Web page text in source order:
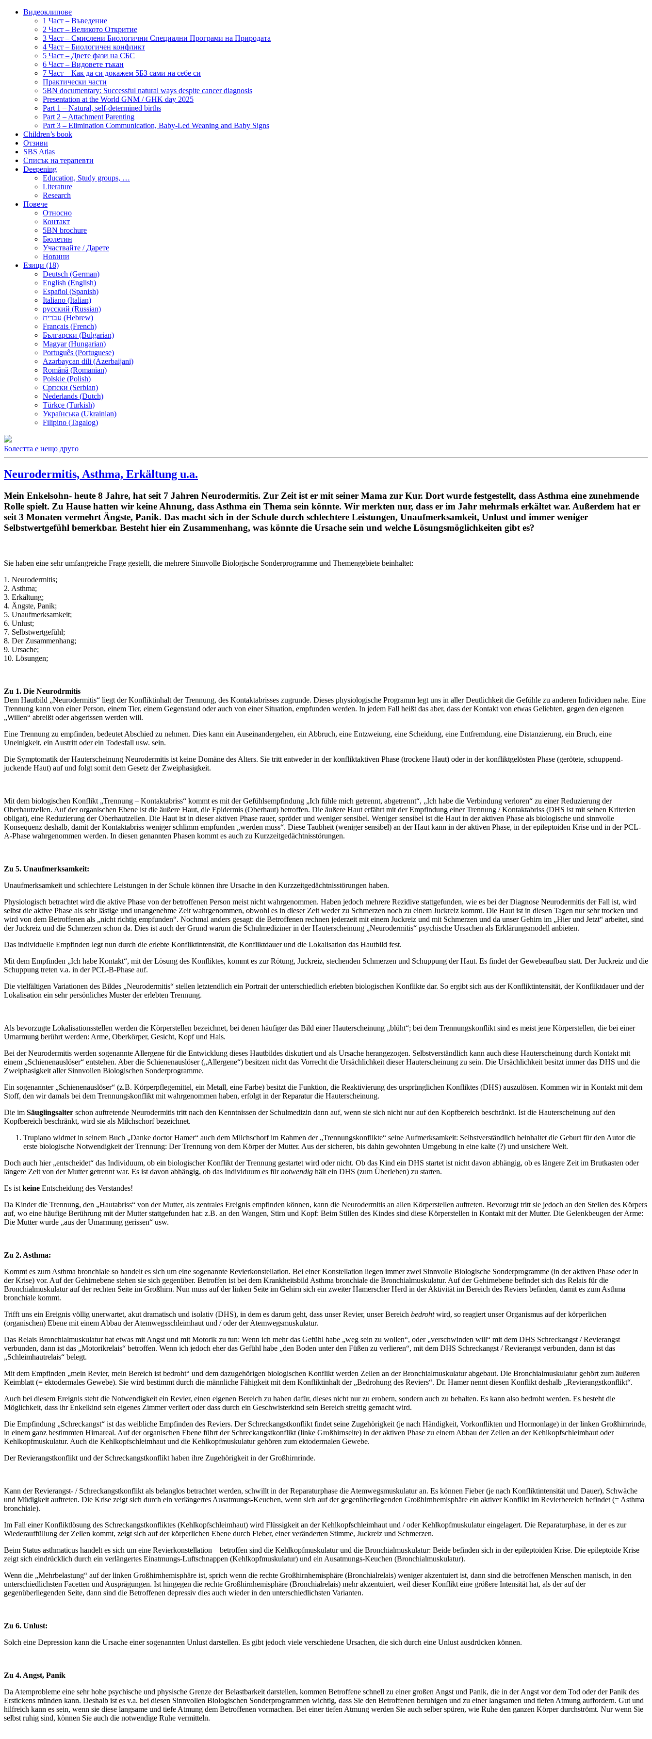
Видеоклипове
1 Част – Въведение
2 Част – Великото Откритие
3 Част – Смислени Биологични Специални Програми на Природата
4 Част – Биологичен конфликт
5 Част – Двете фази на СБС
6 Част – Видовете тъкан
7 Част – Как да си докажем 5БЗ сами на себе си
Практически части
5BN documentary: Successful natural ways despite cancer diagnosis
Presentation at the World GNM / GHK day 2025
Part 1 – Natural, self-determined births
Part 2 – Attachment Parenting
Part 3 – Elimination Communication, Baby-Led Weaning and Baby Signs
Children’s book
Отзиви
SBS Atlas
Списък на терапевти
Deepening
Education, Study groups, …
Literature
Research
Повече
Относно
Контакт
5BN brochure
Бюлетин
Участвайте / Дарете
Новини
Езици (18)
Deutsch (German)
English (English)
Español (Spanish)
Italiano (Italian)
русский (Russian)
עברית (Hebrew)
Français (French)
Български (Bulgarian)
Magyar (Hungarian)
Português (Portuguese)
Azərbaycan dili (Azerbaijani)
Română (Romanian)
Polskie (Polish)
Српски (Serbian)
Nederlands (Dutch)
Türkçe (Turkish)
Українська (Ukrainian)
Filipino (Tagalog)
Болестта е нещо друго
Neurodermitis, Asthma, Erkältung u.a.
Mein Enkelsohn- heute 8 Jahre, hat seit 7 Jahren Neurodermitis. Zur Zeit ist er mit seiner Mama zur Kur. Dort wurde festgestellt, dass Asthma eine zunehmende
Rolle spielt. Zu Hause hatten wir keine Ahnung, dass Asthma ein Thema sein könnte. Wir merkten nur, dass er im Jahr mehrmals erkältet war. Außerdem hat er
seit 3 Monaten vermehrt Ängste, Panik. Das macht sich in der Schule durch schlechtere Leistungen, Unaufmerksamkeit, Unlust und immer weniger
Selbstwertgefühl bemerkbar. Besteht hier ein Zusammenhang, was könnte die Ursache sein und welche Lösungsmöglichkeiten gibt es?
Sie haben eine sehr umfangreiche Frage gestellt, die mehrere Sinnvolle Biologische Sonderprogramme und Themengebiete beinhaltet:
1. Neurodermitis;
2. Asthma;
3. Erkältung;
4. Ängste, Panik;
5. Unaufmerksamkeit;
6. Unlust;
7. Selbstwertgefühl;
8. Der Zusammenhang;
9. Ursache;
10. Lösungen;
Zu 1. Die Neurodrmitis
Dem Hautbild „Neurodermitis“ liegt der Konfliktinhalt der Trennung, des Kontaktabrisses zugrunde. Dieses physiologische Programm legt uns in aller Deutlichkeit die Gefühle zu anderen Individuen nahe. Eine
Trennung kann von einer Person, einem Tier, einem Gegenstand oder auch von einer Situation, empfunden werden. In jedem Fall heißt das aber, dass der Kontakt von etwas Geliebten, gegen den eigenen
„Willen“ abreißt oder abgerissen werden will.
Eine Trennung zu empfinden, bedeutet Abschied zu nehmen. Dies kann ein Auseinandergehen, ein Abbruch, eine Entzweiung, eine Scheidung, eine Entfremdung, eine Distanzierung, ein Bruch, eine
Uneinigkeit, ein Austritt oder ein Todesfall usw. sein.
Die Symptomatik der Hauterscheinung Neurodermitis ist keine Domäne des Alters. Sie tritt entweder in der konfliktaktiven Phase (trockene Haut) oder in der konfliktgelösten Phase (gerötete, schuppend-
juckende Haut) auf und folgt somit dem Gesetz der Zweiphasigkeit.
Mit dem biologischen Konflikt „Trennung – Kontaktabriss“ kommt es mit der Gefühlsempfindung „Ich fühle mich getrennt, abgetrennt“, „Ich habe die Verbindung verloren“ zu einer Reduzierung der
Oberhautzellen. Auf der organischen Ebene ist die äußere Haut, die Epidermis (Oberhaut) betroffen. Die äußere Haut erfährt mit der Empfindung einer Trennung / Kontaktabriss (DHS ist mit seinen Kriterien
obligat), eine Reduzierung der Oberhautzellen. Die Haut ist in dieser aktiven Phase rauer, spröder und weniger sensibel. Weniger sensibel ist die Haut in der aktiven Phase als biologische und sinnvolle
Konsequenz deshalb, damit der Kontaktabriss weniger schlimm empfunden „werden muss“. Diese Taubheit (weniger sensibel) an der Haut kann in der aktiven Phase, in der epileptoiden Krise und in der PCL-
A-Phase wahrgenommen werden. In diesen genannten Phasen kommt es auch zu Kurzzeitgedächtnisstörungen.
Zu 5. Unaufmerksamkeit:
Unaufmerksamkeit und schlechtere Leistungen in der Schule können ihre Ursache in den Kurzzeitgedächtnisstörungen haben.
Physiologisch betrachtet wird die aktive Phase von der betroffenen Person meist nicht wahrgenommen. Haben jedoch mehrere Rezidive stattgefunden, wie es bei der Diagnose Neurodermitis der Fall ist, wird
selbst die aktive Phase als sehr lästige und unangenehme Zeit wahrgenommen, obwohl es in dieser Zeit weder zu Schmerzen noch zu einem Juckreiz kommt. Die Haut ist in diesen Tagen nur sehr trocken und
wird von dem Betroffenen als „nicht richtig empfunden“. Nochmal anders gesagt: die Betroffenen rechnen jederzeit mit einem Juckreiz und mit Schmerzen und da unser Gehirn im „Hier und Jetzt“ arbeitet, sind
der Juckreiz und die Schmerzen schon da. Dies ist auch der Grund warum die Schulmediziner in der Hauterscheinung „Neurodermitis“ psychische Ursachen als Erklärungsmodell anbieten.
Das individuelle Empfinden legt nun durch die erlebte Konfliktintensität, die Konfliktdauer und die Lokalisation das Hautbild fest.
Mit dem Empfinden „Ich habe Kontakt“, mit der Lösung des Konfliktes, kommt es zur Rötung, Juckreiz, stechenden Schmerzen und Schuppung der Haut. Es findet der Gewebeaufbau statt. Der Juckreiz und die
Schuppung treten v.a. in der PCL-B-Phase auf.
Die vielfältigen Variationen des Bildes „Neurodermitis“ stellen letztendlich ein Portrait der unterschiedlich erlebten biologischen Konflikte dar. So ergibt sich aus der Konfliktintensität, der Konfliktdauer und der
Lokalisation ein sehr persönliches Muster der erlebten Trennung.
Als bevorzugte Lokalisationsstellen werden die Körperstellen bezeichnet, bei denen häufiger das Bild einer Hauterscheinung „blüht“; bei dem Trennungskonflikt sind es meist jene Körperstellen, die bei einer
Umarmung berührt werden: Arme, Oberkörper, Gesicht, Kopf und Hals.
Bei der Neurodermitis werden sogenannte Allergene für die Entwicklung dieses Hautbildes diskutiert und als Ursache herangezogen. Selbstverständlich kann auch diese Hauterscheinung durch Kontakt mit
einem „Schienenauslöser“ entstehen. Aber die Schienenauslöser („Allergene“) besitzen nicht das Vorrecht die Ursächlichkeit dieser Hauterscheinung zu sein. Die Ursächlichkeit besitzt immer das DHS und die
Zweiphasigkeit aller Sinnvollen Biologischen Sonderprogramme.
Ein sogenannter „Schienenauslöser“ (z.B. Körperpflegemittel, ein Metall, eine Farbe) besitzt die Funktion, die Reaktivierung des ursprünglichen Konfliktes (DHS) auszulösen. Kommen wir in Kontakt mit dem
Stoff, den wir damals bei dem Trennungskonflikt mit wahrgenommen haben, erfolgt in der Reparatur die Hauterscheinung.
Die im Säuglingsalter schon auftretende Neurodermitis tritt nach den Kenntnissen der Schulmedizin dann auf, wenn sie sich nicht nur auf den Kopfbereich beschränkt. Ist die Hauterscheinung auf den
Kopfbereich beschränkt, wird sie als Milchschorf bezeichnet.
Trupiano widmet in seinem Buch „Danke doctor Hamer“ auch dem Milchschorf im Rahmen der „Trennungskonflikte“ seine Aufmerksamkeit: Selbstverständlich beinhaltet die Geburt für den Autor die
erste biologische Notwendigkeit der Trennung: Der Trennung von dem Körper der Mutter. Aus der sicheren, bis dahin gewohnten Umgebung in eine kalte (?) und unsichere Welt.
Doch auch hier „entscheidet“ das Individuum, ob ein biologischer Konflikt der Trennung gestartet wird oder nicht. Ob das Kind ein DHS startet ist nicht davon abhängig, ob es längere Zeit im Brutkasten oder
längere Zeit von der Mutter getrennt war. Es ist davon abhängig, ob das Individuum es fürnotwendig hält ein DHS (zum Überleben) zu starten.
Es ist keine Entscheidung des Verstandes!
Da Kinder die Trennung, den „Hautabriss“ von der Mutter, als zentrales Ereignis empfinden können, kann die Neurodermitis an allen Körperstellen auftreten. Bevorzugt tritt sie jedoch an den Stellen des Körpers
auf, wo eine häufige Berührung mit der Mutter stattgefunden hat: z.B. an den Wangen, Stirn und Kopf: Beim Stillen des Kindes sind diese Körperstellen in Kontakt mit der Mutter. Die Gelenkbeugen der Arme:
Die Mutter wurde „aus der Umarmung gerissen“ usw.
Zu 2. Asthma:
Kommt es zum Asthma bronchiale so handelt es sich um eine sogenannte Revierkonstellation. Bei einer Konstellation liegen immer zwei Sinnvolle Biologische Sonderprogramme (in der aktiven Phase oder in
der Krise) vor. Auf der Gehirnebene stehen sie sich gegenüber. Betroffen ist bei dem Krankheitsbild Asthma bronchiale die Bronchialmuskulatur. Auf der Gehirnebene befindet sich das Relais für die
Bronchialmuskulatur auf der rechten Seite im Großhirn. Nun muss auf der linken Seite im Gehirn sich ein zweiter Hamerscher Herd in der Aktivität im Bereich des Reviers befinden, damit es zum Asthma
bronchiale kommt.
Trifft uns ein Ereignis völlig unerwartet, akut dramatisch und isolativ (DHS), in dem es darum geht, dass unser Revier, unser Bereich bedrohtwird, so reagiert unser Organismus auf der körperlichen
(organischen) Ebene mit einem Abbau der Atemwegsschleimhaut und / oder der Atemwegsmuskulatur.
Das Relais Bronchialmuskulatur hat etwas mit Angst und mit Motorik zu tun: Wenn ich mehr das Gefühl habe „weg sein zu wollen“, oder „verschwinden will“ mit dem DHS Schreckangst / Revierangst
verbunden, dann ist das „Motorikrelais“ betroffen. Wenn ich jedoch eher das Gefühl habe „den Boden unter den Füßen zu verlieren“, mit dem DHS Schreckangst / Revierangst verbunden, dann ist das
„Schleimhautrelais“ belegt.
Mit dem Empfinden „mein Revier, mein Bereich ist bedroht“ und dem dazugehörigen biologischen Konflikt werden Zellen an der Bronchialmuskulatur abgebaut. Die Bronchialmuskulatur gehört zum äußeren
Keimblatt (= ektodermales Gewebe). Sie wird bestimmt durch die männliche Fähigkeit mit dem Konfliktinhalt der „Bedrohung des Reviers“. Dr. Hamer nennt diesen Konflikt deshalb „Revierangstkonflikt“.
Auch bei diesem Ereignis steht die Notwendigkeit ein Revier, einen eigenen Bereich zu haben dafür, dieses nicht nur zu erobern, sondern auch zu behalten. Es kann also bedroht werden. Es besteht die
Möglichkeit, dass ihr Enkelkind sein eigenes Zimmer verliert oder dass durch ein Geschwisterkind sein Bereich streitig gemacht wird.
Die Empfindung „Schreckangst“ ist das weibliche Empfinden des Reviers. Der Schreckangstkonflikt findet seine Zugehörigkeit (je nach Händigkeit, Vorkonflikten und Hormonlage) in der linken Großhirnrinde,
in einem ganz bestimmten Hirnareal. Auf der organischen Ebene führt der Schreckangstkonflikt (linke Großhirnseite) in der aktiven Phase zu einem Abbau der Zellen an der Kehlkopfschleimhaut oder
Kehlkopfmuskulatur. Auch die Kehlkopfschleimhaut und die Kehlkopfmuskulatur gehören zum ektodermalen Gewebe.
Der Revierangstkonflikt und der Schreckangstkonflikt haben ihre Zugehörigkeit in der Großhirnrinde.
Kann der Revierangst- / Schreckangstkonflikt als belanglos betrachtet werden, schwillt in der Reparaturphase die Atemwegsmuskulatur an. Es können Fieber (je nach Konfliktintensität und Dauer), Schwäche
und Müdigkeit auftreten. Die Krise zeigt sich durch ein verlängertes Ausatmungs-Keuchen, wenn sich auf der gegenüberliegenden Großhirnhemisphäre ein aktiver Konflikt im Revierbereich befindet (= Asthma
bronchiale).
Im Fall einer Konfliktlösung des Schreckangstkonfliktes (Kehlkopfschleimhaut) wird Flüssigkeit an der Kehlkopfschleimhaut und / oder Kehlkopfmuskulatur eingelagert. Die Reparaturphase, in der es zur
Wiederauffüllung der Zellen kommt, zeigt sich auf der körperlichen Ebene durch Fieber, einer veränderten Stimme, Juckreiz und Schmerzen.
Beim Status asthmaticus handelt es sich um eine Revierkonstellation – betroffen sind die Kehlkopfmuskulatur und die Bronchialmuskulatur: Beide befinden sich in der epileptoiden Krise. Die epileptoide Krise
zeigt sich eindrücklich durch ein verlängertes Einatmungs-Luftschnappen (Kehlkopfmuskulatur) und ein Ausatmungs-Keuchen (Bronchialmuskulatur).
Wenn die „Mehrbelastung“ auf der linken Großhirnhemisphäre ist, sprich wenn die rechte Großhirnhemisphäre (Bronchialrelais) weniger akzentuiert ist, dann sind die betroffenen Menschen manisch, in den
unterschiedlichsten Facetten und Ausprägungen. Ist hingegen die rechte Großhirnhemisphäre (Bronchialrelais) mehr akzentuiert, weil dieser Konflikt eine größere Intensität hat, als der auf der
gegenüberliegenden Seite, dann sind die Betroffenen depressiv dies auch wieder in den unterschiedlichsten Varianten.
Zu 6. Unlust:
Solch eine Depression kann die Ursache einer sogenannten Unlust darstellen. Es gibt jedoch viele verschiedene Ursachen, die sich durch eine Unlust ausdrücken können.
Zu 4. Angst, Panik
Da Atemprobleme eine sehr hohe psychische und physische Grenze der Belastbarkeit darstellen, kommen Betroffene schnell zu einer großen Angst und Panik, die in der Angst vor dem Tod oder der Panik des
Erstickens münden kann. Deshalb ist es v.a. bei diesen Sinnvollen Biologischen Sonderprogrammen wichtig, dass Sie den Betroffenen beruhigen und zu einer langsamen und tiefen Atmung auffordern. Gut und
hilfreich kann es sein, wenn sie diese langsame und tiefe Atmung dem Betroffenen vormachen. Bei einer tiefen Atmung werden Sie auch selber spüren, wie Ruhe den ganzen Körper durchströmt. Nur wenn Sie
selbst ruhig sind, können Sie auch die notwendige Ruhe vermitteln.